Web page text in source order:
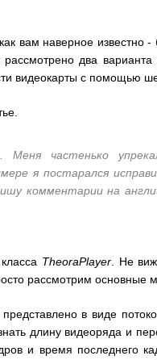
вам наверное известно -
два
видеокарты с помощью
Меня частенько
я постарался
комментарии на
TheoraPlayer. Не
рассмотрим основные
в виде
длину видеоряда и
и время последнего